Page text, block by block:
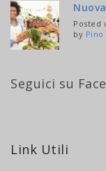
Posted
by Pino
Seguici su
Link Utili